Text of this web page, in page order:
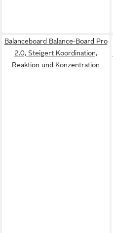
Balanceboard Balance-Board Pro
2.0, Steigert Koordination,
Reaktion und Konzentration